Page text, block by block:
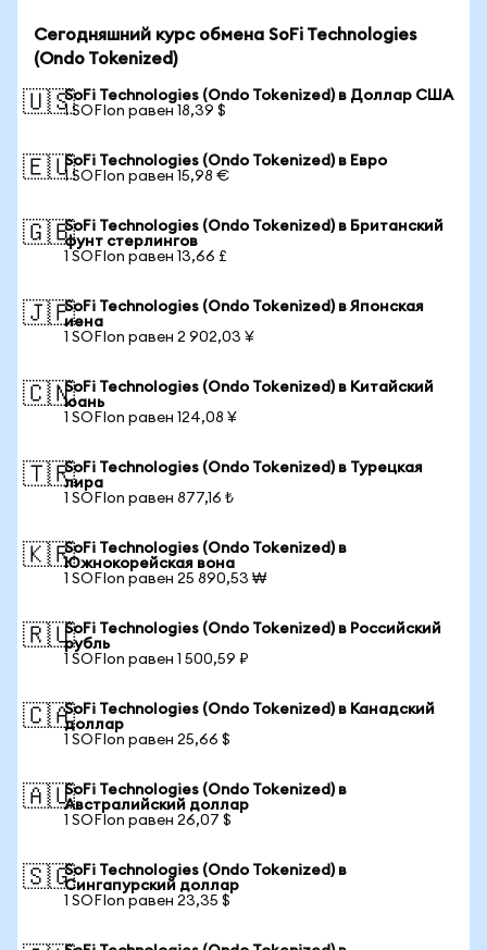
Сегодняшний курс обмена SoFi Technologies
(Ondo Tokenized)
🇺🇸SoFi Technologies (Ondo Tokenized) в Доллар США
1 SOFIon равен 18,39 $
🇪🇺SoFi Technologies (Ondo Tokenized) в Евро
1 SOFIon равен 15,98 €
🇬🇧SoFi Technologies (Ondo Tokenized) в Британский
фунт стерлингов
1 SOFIon равен 13,66 £
🇯🇵SoFi Technologies (Ondo Tokenized) в Японская
иена
1 SOFIon равен 2 902,03 ¥
🇨🇳SoFi Technologies (Ondo Tokenized) в Китайский
юань
1 SOFIon равен 124,08 ¥
🇹🇷SoFi Technologies (Ondo Tokenized) в Турецкая
лира
1 SOFIon равен 877,16 ₺
🇰🇷SoFi Technologies (Ondo Tokenized) в
Южнокорейская вона
1 SOFIon равен 25 890,53 ₩
🇷🇺SoFi Technologies (Ondo Tokenized) в Российский
рубль
1 SOFIon равен 1 500,59 ₽
🇨🇦SoFi Technologies (Ondo Tokenized) в Канадский
доллар
1 SOFIon равен 25,66 $
🇦🇺SoFi Technologies (Ondo Tokenized) в
Австралийский доллар
1 SOFIon равен 26,07 $
🇸🇬SoFi Technologies (Ondo Tokenized) в
Сингапурский доллар
1 SOFIon равен 23,35 $